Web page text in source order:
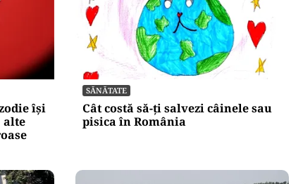
își
alte
SĂNĂTATE
Cât costă să-ți salvezi câinele sau
pisica în România